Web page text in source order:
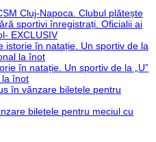
Cluj-Napoca. Clubul plătește
sportivi înregistrați. Oficialii ai
EXCLUSIV
istorie în natație. Un sportiv de la
la înot
în natație. Un sportiv de la „U”
la înot
în vânzare biletele pentru
biletele pentru meciul cu